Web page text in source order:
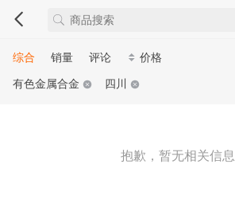
综合 销量 评论
价格
有色金属合金
四川
抱歉，暂无相关信息